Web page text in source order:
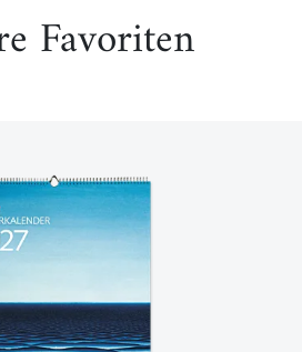
Favoriten